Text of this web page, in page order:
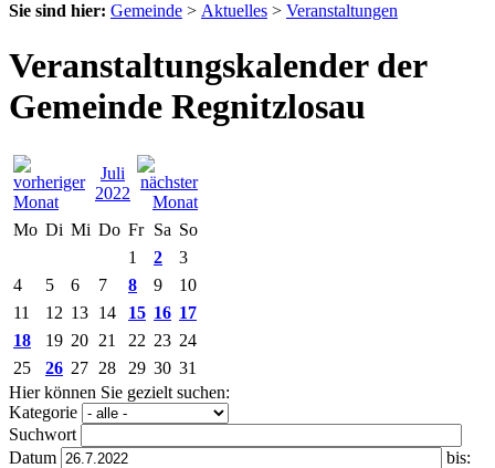
Sie sind hier: Gemeinde > Aktuelles > Veranstaltungen
Veranstaltungskalender der
Gemeinde Regnitzlosau
Juli
2022
Mo Di Mi Do Fr Sa So
1
2
3
4
5 6 7 8 9
10
11
12 13 14 15 16 17
18
19 20 21 22 23 24
25
26 27 28 29 30 31
Hier können Sie gezielt suchen:
Kategorie
Suchwort
Datum
bis: